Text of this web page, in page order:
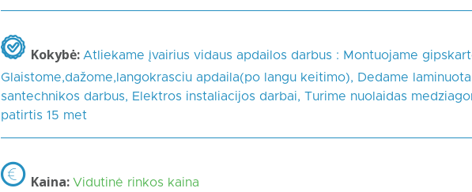
Kokybė: Atliekame įvairius vidaus apdailos darbus : Montuojame
Glaistome,dažome,langokrasciu apdaila(po langu keitimo), Dedame
santechnikos darbus, Elektros instaliacijos darbai, Turime nuolaidas
patirtis 15 met
Kaina: Vidutinė rinkos kaina